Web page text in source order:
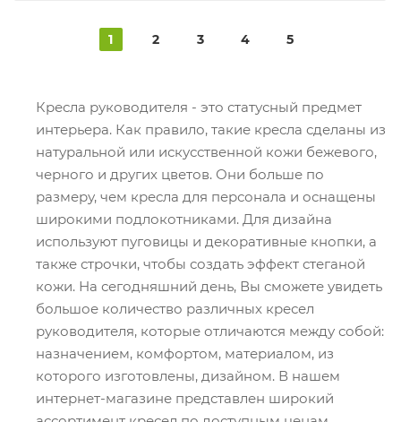
1 2 3 4 5
Кресла руководителя - это статусный предмет
интерьера. Как правило, такие кресла сделаны из
натуральной или искусственной кожи бежевого,
черного и других цветов. Они больше по
размеру, чем кресла для персонала и оснащены
широкими подлокотниками. Для дизайна
используют пуговицы и декоративные кнопки, а
также строчки, чтобы создать эффект стеганой
кожи. На сегодняшний день, Вы сможете увидеть
большое количество различных кресел
руководителя, которые отличаются между собой:
назначением, комфортом, материалом, из
которого изготовлены, дизайном. В нашем
интернет-магазине представлен широкий